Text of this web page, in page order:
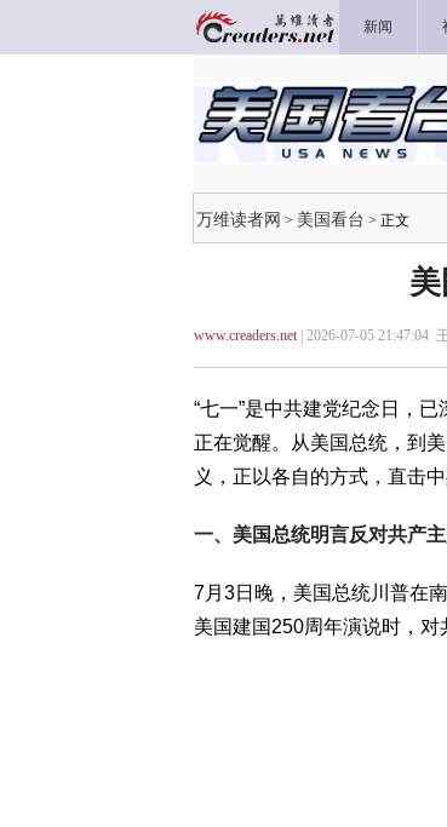
新闻
万维读者网 > 美国看台 > 正文
www.creaders.net| 2026-07-05 21:47:04
“七一”是中共建党纪念日，
正在觉醒。从美国总统，到
义，正以各自的方式，直击中
一、美国总统明言反对共产主
7月3日晚，美国总统川普在
美国建国250周年演说时，对